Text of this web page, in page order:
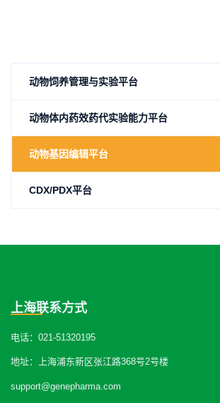
动物饲养管理与实验平台
动物体内药效药代实验能力平台
动物基因编辑平台
CDX/PDX平台
上海联系方式
电话：021-51320195
地址：上海浦东新区张江路368号2号楼
support@genepharma.com